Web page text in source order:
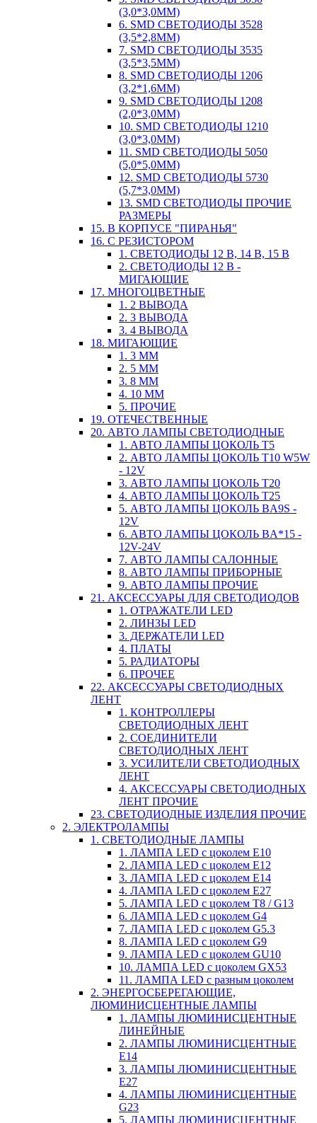
(3,0*3,0ММ)
6. SMD СВЕТОДИОДЫ 3528
(3,5*2,8ММ)
7. SMD СВЕТОДИОДЫ 3535
(3,5*3,5ММ)
8. SMD СВЕТОДИОДЫ 1206
(3,2*1,6ММ)
9. SMD СВЕТОДИОДЫ 1208
(2,0*3,0ММ)
10. SMD СВЕТОДИОДЫ 1210
(3,0*3,0ММ)
11. SMD СВЕТОДИОДЫ 5050
(5,0*5,0ММ)
12. SMD СВЕТОДИОДЫ 5730
(5,7*3,0ММ)
13. SMD СВЕТОДИОДЫ ПРОЧИЕ
РАЗМЕРЫ
15. В КОРПУСЕ "ПИРАНЬЯ"
16. С РЕЗИСТОРОМ
1. СВЕТОДИОДЫ 12 В, 14 В, 15 В
2. СВЕТОДИОДЫ 12 В -
МИГАЮЩИЕ
17. МНОГОЦВЕТНЫЕ
1. 2 ВЫВОДА
2. 3 ВЫВОДА
3. 4 ВЫВОДА
18. МИГАЮЩИЕ
1. 3 ММ
2. 5 ММ
3. 8 ММ
4. 10 ММ
5. ПРОЧИЕ
19. ОТЕЧЕСТВЕННЫЕ
20. АВТО ЛАМПЫ СВЕТОДИОДНЫЕ
1. АВТО ЛАМПЫ ЦОКОЛЬ T5
2. АВТО ЛАМПЫ ЦОКОЛЬ T10 W5W
- 12V
3. АВТО ЛАМПЫ ЦОКОЛЬ T20
4. АВТО ЛАМПЫ ЦОКОЛЬ T25
5. АВТО ЛАМПЫ ЦОКОЛЬ BA9S -
12V
6. АВТО ЛАМПЫ ЦОКОЛЬ BA*15 -
12V-24V
7. АВТО ЛАМПЫ САЛОННЫЕ
8. АВТО ЛАМПЫ ПРИБОРНЫЕ
9. АВТО ЛАМПЫ ПРОЧИЕ
21. АКСЕССУАРЫ ДЛЯ СВЕТОДИОДОВ
1. ОТРАЖАТЕЛИ LED
2. ЛИНЗЫ LED
3. ДЕРЖАТЕЛИ LED
4. ПЛАТЫ
5. РАДИАТОРЫ
6. ПРОЧЕЕ
22. АКСЕССУАРЫ СВЕТОДИОДНЫХ
ЛЕНТ
1. КОНТРОЛЛЕРЫ
СВЕТОДИОДНЫХ ЛЕНТ
2. СОЕДИНИТЕЛИ
СВЕТОДИОДНЫХ ЛЕНТ
3. УСИЛИТЕЛИ СВЕТОДИОДНЫХ
ЛЕНТ
4. АКСЕССУАРЫ СВЕТОДИОДНЫХ
ЛЕНТ ПРОЧИЕ
23. СВЕТОДИОДНЫЕ ИЗДЕЛИЯ ПРОЧИЕ
2. ЭЛЕКТРОЛАМПЫ
1. СВЕТОДИОДНЫЕ ЛАМПЫ
1. ЛАМПА LED c цоколем E10
2. ЛАМПА LED c цоколем E12
3. ЛАМПА LED c цоколем E14
4. ЛАМПА LED c цоколем E27
5. ЛАМПА LED c цоколем T8 / G13
6. ЛАМПА LED c цоколем G4
7. ЛАМПА LED c цоколем G5.3
8. ЛАМПА LED c цоколем G9
9. ЛАМПА LED c цоколем GU10
10. ЛАМПА LED c цоколем GX53
11. ЛАМПА LED c разным цоколем
2. ЭНЕРГОСБЕРЕГАЮЩИЕ,
ЛЮМИНИСЦЕНТНЫЕ ЛАМПЫ
1. ЛАМПЫ ЛЮМИНИСЦЕНТНЫЕ
ЛИНЕЙНЫЕ
2. ЛАМПЫ ЛЮМИНИСЦЕНТНЫЕ
E14
3. ЛАМПЫ ЛЮМИНИСЦЕНТНЫЕ
E27
4. ЛАМПЫ ЛЮМИНИСЦЕНТНЫЕ
G23
5. ЛАМПЫ ЛЮМИНИСЦЕНТНЫЕ